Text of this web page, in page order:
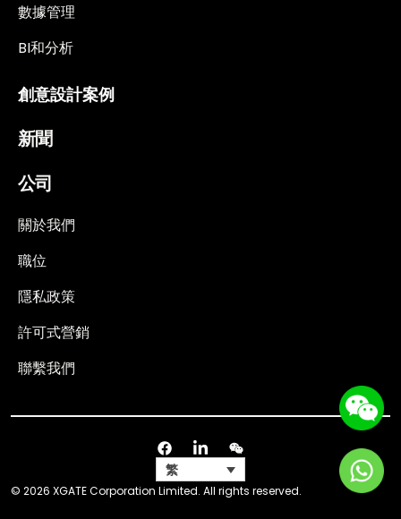
數據管理
BI和分析
創意設計案例
新聞
公司
關於我們
職位
隱私政策
許可式營銷
聯繫我們
© 2026 XGATE Corporation Limited. All rights reserved.
繁